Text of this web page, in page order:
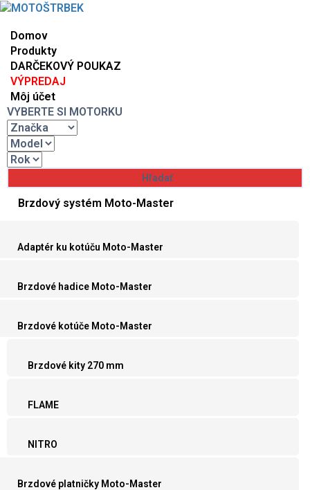
Domov
Produkty
DARČEKOVÝ POUKAZ
VÝPREDAJ
Môj účet
VYBERTE SI MOTORKU
Brzdový systém Moto-Master
Adaptér ku kotúču Moto-Master
Brzdové hadice Moto-Master
Brzdové kotúče Moto-Master
Brzdové kity 270 mm
FLAME
NITRO
Brzdové platničky Moto-Master